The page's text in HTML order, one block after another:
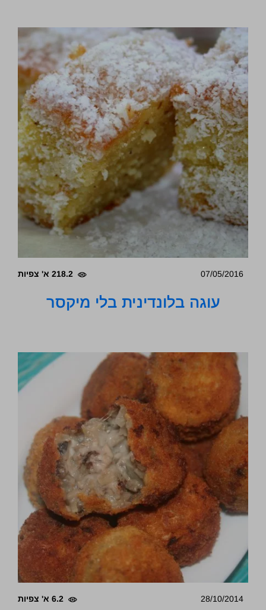
07/05/2016 218.2 א' צפיות
עוגה בלונדינית בלי מיקסר
28/10/2014 6.2 א' צפיות